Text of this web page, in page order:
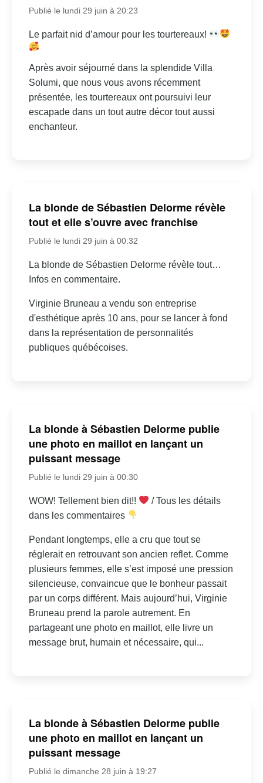
Publié le lundi 29 juin à 20:23
Le parfait nid d’amour pour les tourtereaux!
Après avoir séjourné dans la splendide Villa
Solumi, que nous vous avons récemment
présentée, les tourtereaux ont poursuivi leur
escapade dans un tout autre décor tout aussi
enchanteur.
La blonde de Sébastien Delorme révèle
tout et elle s’ouvre avec franchise
Publié le lundi 29 juin à 00:32
La blonde de Sébastien Delorme révèle tout…
Infos en commentaire.
Virginie Bruneau a vendu son entreprise
d'esthétique après 10 ans, pour se lancer à fond
dans la représentation de personnalités
publiques québécoises.
La blonde à Sébastien Delorme publie
une photo en maillot en lançant un
puissant message
Publié le lundi 29 juin à 00:30
WOW! Tellement bien dit!!
/ Tous les détails
dans les commentaires
Pendant longtemps, elle a cru que tout se
réglerait en retrouvant son ancien reflet. Comme
plusieurs femmes, elle s’est imposé une pression
silencieuse, convaincue que le bonheur passait
par un corps différent. Mais aujourd’hui, Virginie
Bruneau prend la parole autrement. En
partageant une photo en maillot, elle livre un
message brut, humain et nécessaire, qui...
La blonde à Sébastien Delorme publie
une photo en maillot en lançant un
puissant message
Publié le dimanche 28 juin à 19:27